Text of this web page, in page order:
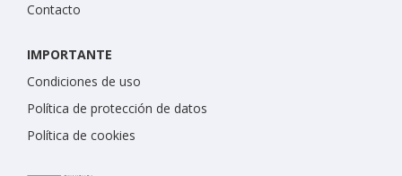
Contacto
IMPORTANTE
Condiciones de uso
Política de protección de datos
Política de cookies